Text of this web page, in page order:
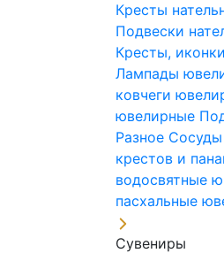
Кресты
Подвески
Кресты,
Лампады
ковчеги
ювелирные
Разное
крестов и
водосвятные
пасхальные
Сувениры